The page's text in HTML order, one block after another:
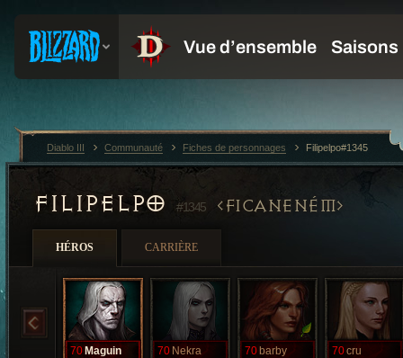
FILIPELPO #1345 FICANENÉM
HÉROS CARRIÈRE
70 Maguin 70 Nekra 70 barby 70cru
Diablo III Communauté Fiches de personnages Filipelpo#1345